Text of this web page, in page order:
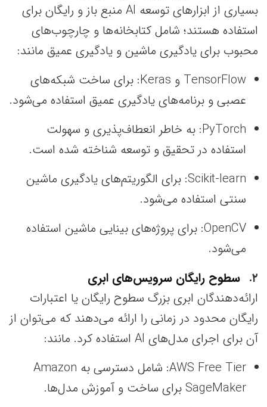
بسیاری از ابزارهای توسعه AI منبع باز و رایگان برای
استفاده هستند؛ شامل کتابخانه‌ها و چارچوب‌های
محبوب برای یادگیری ماشین و یادگیری عمیق مانند:
TensorFlow و Keras: برای ساخت شبکه‌های
عصبی و برنامه‌های یادگیری عمیق استفاده می‌شود.
PyTorch: به خاطر انعطاف‌پذیری و سهولت
استفاده در تحقیق و توسعه شناخته شده است.
Scikit-learn: برای الگوریتم‌های یادگیری ماشین
سنتی استفاده می‌شود.
OpenCV: برای پروژه‌های بینایی ماشین استفاده
می‌شود.
۲
سطوح رایگان سرویس‌های ابری
ارائه‌دهندگان ابری بزرگ سطوح رایگان یا اعتبارات
رایگان محدود در زمانی را ارائه می‌دهند که می‌توان از
آن برای اجرای مدل‌های AI استفاده کرد. مانند:
AWS Free Tier: شامل دسترسی به Amazon
SageMaker برای ساخت و آموزش مدل‌ها.